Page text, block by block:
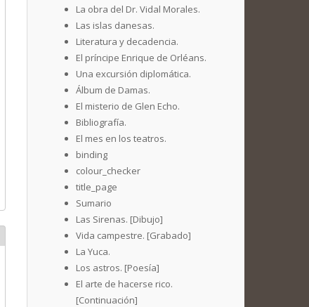
La obra del Dr. Vidal Morales.
Las islas danesas.
Literatura y decadencia.
El príncipe Enrique de Orléans.
Una excursión diplomática.
Álbum de Damas.
El misterio de Glen Echo.
Bibliografía.
El mes en los teatros.
binding
colour_checker
title_page
Sumario
Las Sirenas. [Dibujo]
Vida campestre. [Grabado]
La Yuca.
Los astros. [Poesía]
El arte de hacerse rico.
[Continuación]